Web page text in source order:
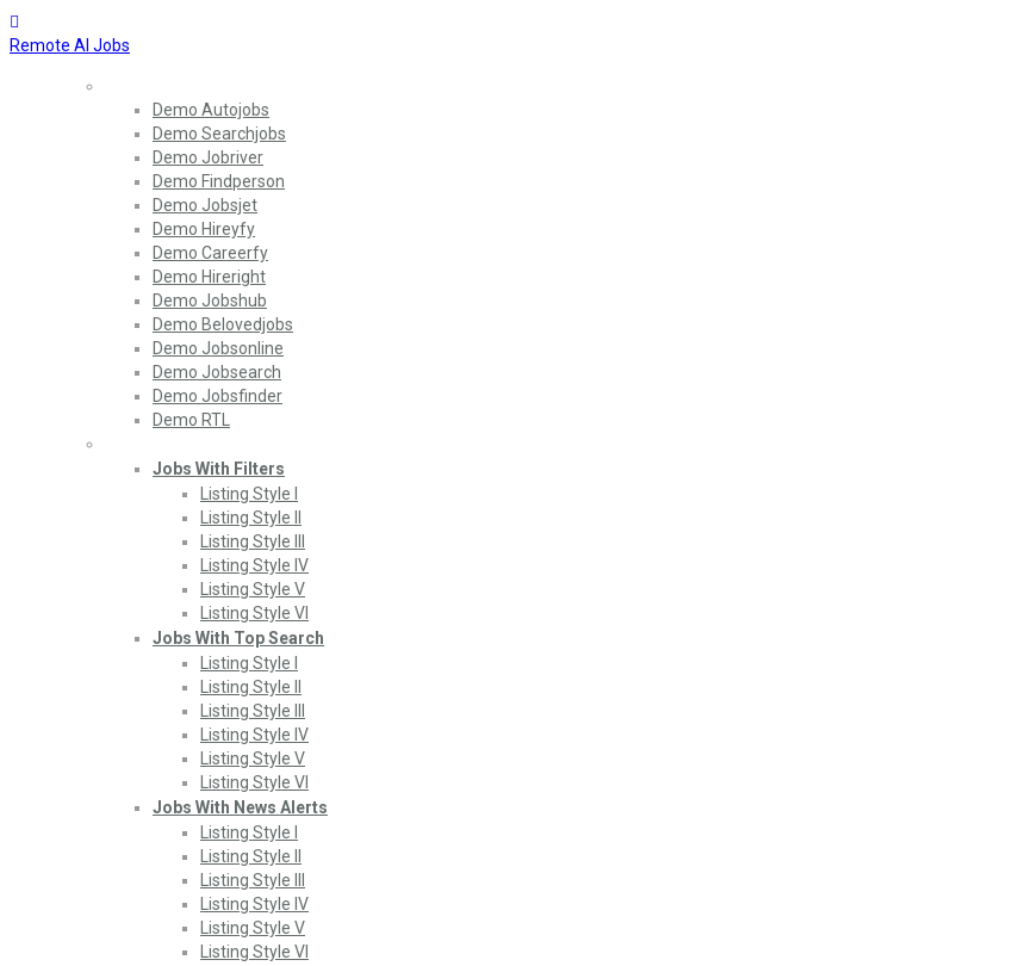
Remote AI Jobs
Demo Autojobs
Demo Searchjobs
Demo Jobriver
Demo Findperson
Demo Jobsjet
Demo Hireyfy
Demo Careerfy
Demo Hireright
Demo Jobshub
Demo Belovedjobs
Demo Jobsonline
Demo Jobsearch
Demo Jobsfinder
Demo RTL
Jobs With Filters
Listing Style I
Listing Style II
Listing Style III
Listing Style IV
Listing Style V
Listing Style VI
Jobs With Top Search
Listing Style I
Listing Style II
Listing Style III
Listing Style IV
Listing Style V
Listing Style VI
Jobs With News Alerts
Listing Style I
Listing Style II
Listing Style III
Listing Style IV
Listing Style V
Listing Style VI